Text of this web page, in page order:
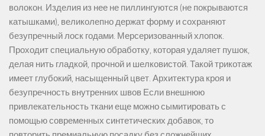
волокон. Изделия из нее не пиллингуются (не покрываются
катышками), великолепно держат форму и сохраняют
безупречный лоск годами. Мерсеризованный хлопок.
Проходит специальную обработку, которая удаляет пушок,
делая нить гладкой, прочной и шелковистой. Такой трикотаж
имеет глубокий, насыщенный цвет. Архитектура кроя и
безупречность внутренних швов Если внешнюю
привлекательность ткани еще можно сымитировать с
помощью современных синтетических добавок, то